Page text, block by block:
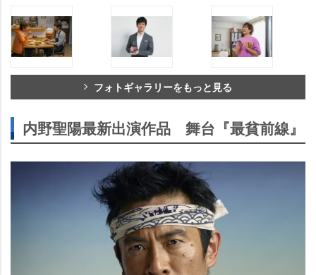
フォトギャラリーをもっと見る
内野聖陽最新出演作品 舞台『最貧前線』